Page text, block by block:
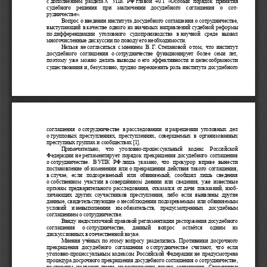
судебного   решения   при   заключении   досудебного   соглашения   о
сот-
рудничестве».
Вопрос о введении института досудебного соглашения о сотрудничестве,
выступающий  вкачестве  одного  из значимых  направлений  судебной  реформы
по дифференциации  уголовного  судопроизводства  в научной  среде  вызвал
многочисленные дискуссии поповоду его необходимости.
Нельзя  несогласиться  с мнением  В. Г. Степановой  отом,  что  институт
досудебного  соглашения  о сотрудничестве  функционирует  более  семи  лет,
поэтому  уже  можно  делать  выводы  о его  эффективности  и целесообразности
существования и, безусловно, трудно переоценить роль института досудебного
соглашения  о сотрудничестве  в расследовании  иразрешении  уголовных  дел
о групповых  преступлениях,  преступлениях,  совершаемых  в организованных
преступных группах и сообществах [1].
Примечательно,   что   уголовно-процессуальный   кодекс   Российской
Федерации  не регламентирует  порядок  прекращения  досудебного  соглашения
о сотрудничестве.  В УПК  РФ лишь  указано,  что  прокурор  вправе  вынести
постановление  об изменении  или  опрекращении  действия  такого  соглашения,
вслучае,  если  подозреваемый  или  обвиняемый,  сообщил  лишь  сведения
о собственном  участии  всовершённом  деянии  или  сведения,  уже  известные
органам  предварительного  расследования,  отказался  от дачи  показаний,  изоб-
личающих  других  соучастников  преступления,  либо если  выявлены  другие
данные, свидетельствующие о несоблюдении подозреваемым или обвиняемым
условий   и невыполнении   имобязательств,   предусмотренных   досудебным
соглашением о сотрудничестве.
Ввиду недостаточной правовой регламентации расторжения досудебного
соглашения    осотрудничестве,    данный    вопрос остаётся
одним    из
дискуссионных вотечественной науке.
Мнения  учёных  по этому  вопросу  разделились.  Противники  досрочного
прекращения  досудебного  соглашения  о сотрудничестве  считают,  что  если
уголовно-процессуальным  кодексом  Российской  Федерации  не предусмотрена
процедура досрочного прекращения досудебного соглашения о сотрудничестве,